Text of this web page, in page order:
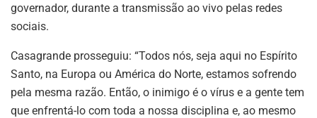
governador, durante a transmissão ao vivo pelas redes
sociais.
Casagrande prosseguiu: “Todos nós, seja aqui no Espírito
Santo, na Europa ou América do Norte, estamos sofrendo
pela mesma razão. Então, o inimigo é o vírus e a gente tem
que enfrentá-lo com toda a nossa disciplina e, ao mesmo